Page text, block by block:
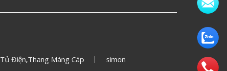
Tủ Điện,Thang Máng Cáp simon